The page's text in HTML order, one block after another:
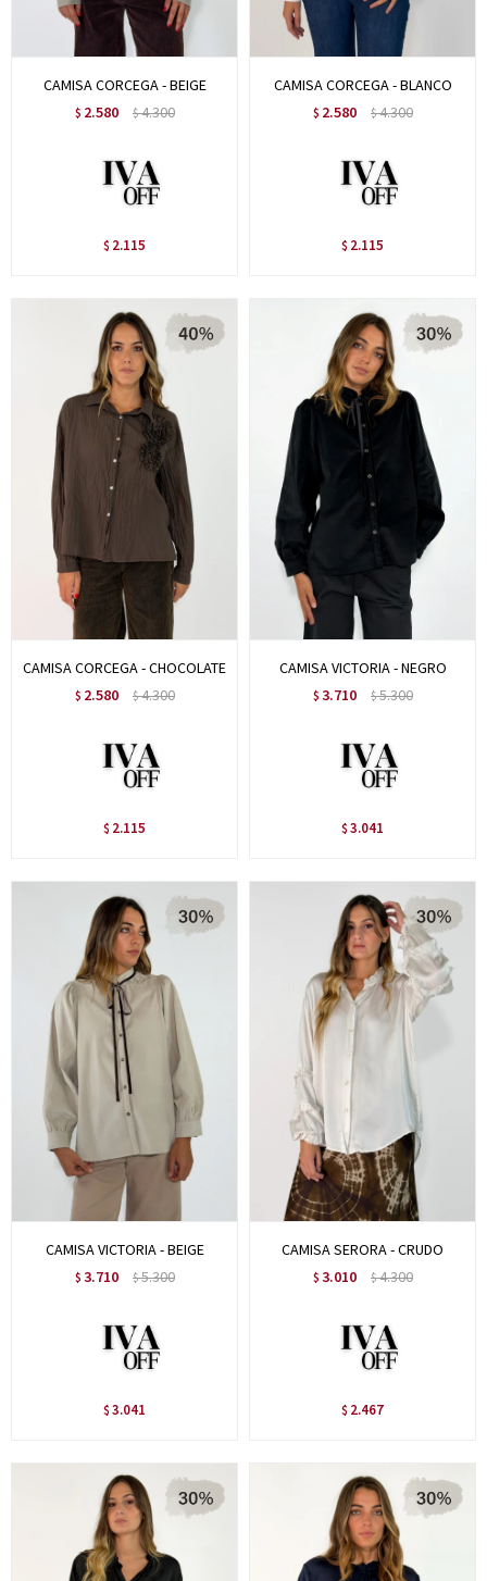
CAMISA CORCEGA - BEIGE
$ 2.580 $4.300
$ 2.115
CAMISA CORCEGA - BLANCO
$ 2.580 $4.300
$ 2.115
CAMISA CORCEGA - CHOCOLATE
$ 2.580 $4.300
$ 2.115
CAMISA VICTORIA - NEGRO
$ 3.710 $5.300
$ 3.041
CAMISA VICTORIA - BEIGE
$ 3.710 $5.300
$ 3.041
CAMISA SERORA - CRUDO
$ 3.010 $4.300
$ 2.467